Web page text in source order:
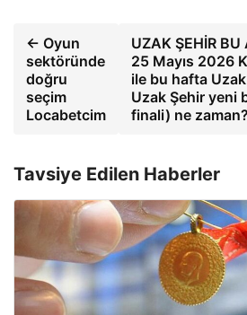
← Oyun
sektöründe
doğru
seçim
Locabetcim
UZAK ŞEHİR
25 Mayıs 2026
ile bu hafta
Uzak Şehir yeni
finali) ne
Tavsiye Edilen Haberler